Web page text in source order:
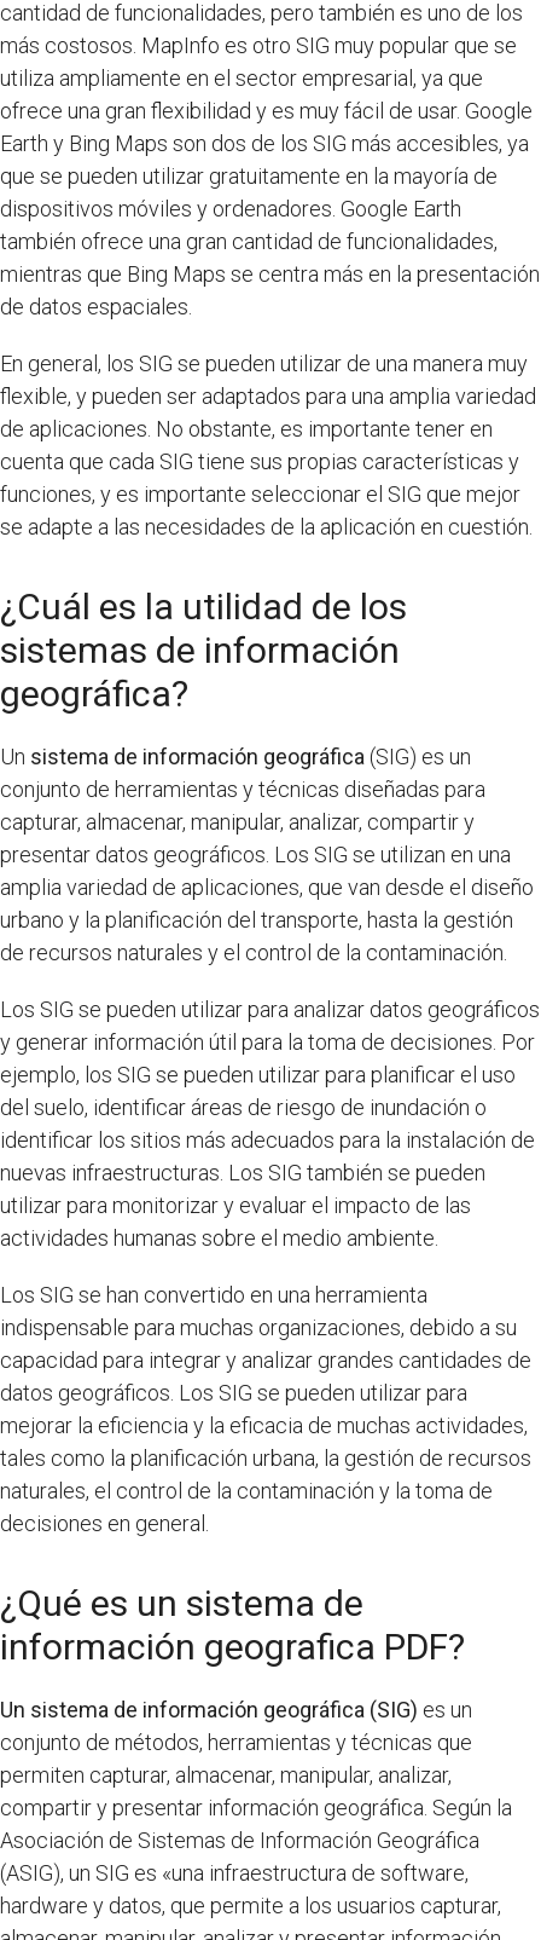
cantidad de funcionalidades, pero también es uno de los
más costosos. MapInfo es otro SIG muy popular que se
utiliza ampliamente en el sector empresarial, ya que
ofrece una gran flexibilidad y es muy fácil de usar. Google
Earth y Bing Maps son dos de los SIG más accesibles, ya
que se pueden utilizar gratuitamente en la mayoría de
dispositivos móviles y ordenadores. Google Earth
también ofrece una gran cantidad de funcionalidades,
mientras que Bing Maps se centra más en la presentación
de datos espaciales.
En general, los SIG se pueden utilizar de una manera muy
flexible, y pueden ser adaptados para una amplia variedad
de aplicaciones. No obstante, es importante tener en
cuenta que cada SIG tiene sus propias características y
funciones, y es importante seleccionar el SIG que mejor
se adapte a las necesidades de la aplicación en cuestión.
¿Cuál es la utilidad de los
sistemas de información
geográfica?
Un sistema de información geográfica (SIG) es un
conjunto de herramientas y técnicas diseñadas para
capturar, almacenar, manipular, analizar, compartir y
presentar datos geográficos. Los SIG se utilizan en una
amplia variedad de aplicaciones, que van desde el diseño
urbano y la planificación del transporte, hasta la gestión
de recursos naturales y el control de la contaminación.
Los SIG se pueden utilizar para analizar datos geográficos
y generar información útil para la toma de decisiones. Por
ejemplo, los SIG se pueden utilizar para planificar el uso
del suelo, identificar áreas de riesgo de inundación o
identificar los sitios más adecuados para la instalación de
nuevas infraestructuras. Los SIG también se pueden
utilizar para monitorizar y evaluar el impacto de las
actividades humanas sobre el medio ambiente.
Los SIG se han convertido en una herramienta
indispensable para muchas organizaciones, debido a su
capacidad para integrar y analizar grandes cantidades de
datos geográficos. Los SIG se pueden utilizar para
mejorar la eficiencia y la eficacia de muchas actividades,
tales como la planificación urbana, la gestión de recursos
naturales, el control de la contaminación y la toma de
decisiones en general.
¿Qué es un sistema de
información geografica PDF?
Un sistema de información geográfica (SIG) es un
conjunto de métodos, herramientas y técnicas que
permiten capturar, almacenar, manipular, analizar,
compartir y presentar información geográfica. Según la
Asociación de Sistemas de Información Geográfica
(ASIG), un SIG es «una infraestructura de software,
hardware y datos, que permite a los usuarios capturar,